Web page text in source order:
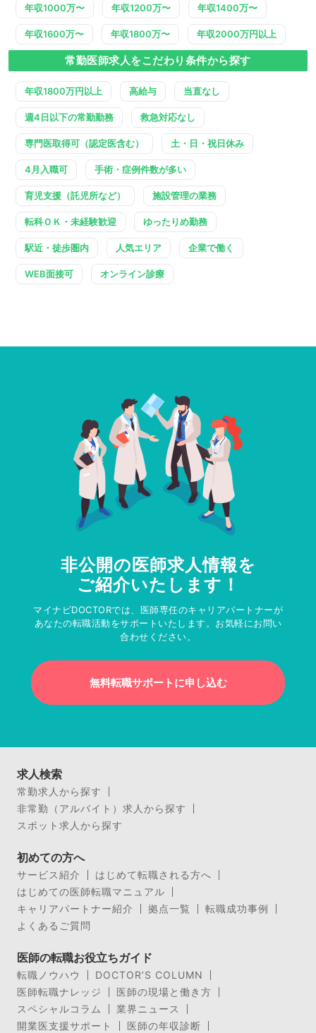
年収1000万〜 年収1200万〜 年収1400万〜
年収1600万〜 年収1800万〜 年収2000万円以上
常勤医師求人をこだわり条件から探す
年収1800万円以上 高給与 当直なし
週4日以下の常勤勤務 救急対応なし
専門医取得可（認定医含む） 土・日・祝日休み
4月入職可 手術・症例件数が多い
育児支援（託児所など） 施設管理の業務
転科ＯＫ・未経験歓迎 ゆったりめ勤務
駅近・徒歩圏内 人気エリア 企業で働く
WEB面接可 オンライン診療
非公開の医師求人情報を
ご紹介いたします！
マイナビDOCTORでは、医師専任のキャリアパートナーが
あなたの転職活動をサポートいたします。お気軽にお問い
合わせください。
無料転職サポートに申し込む
求人検索
常勤求人から探す
非常勤（アルバイト）求人から探す
スポット求人から探す
初めての方へ
サービス紹介
はじめて転職される方へ
はじめての医師転職マニュアル
キャリアパートナー紹介
拠点一覧
転職成功事例
よくあるご質問
医師の転職お役立ちガイド
転職ノウハウ
DOCTOR’S COLUMN
医師転職ナレッジ
医師の現場と働き方
スペシャルコラム
業界ニュース
開業医支援サポート
医師の年収診断